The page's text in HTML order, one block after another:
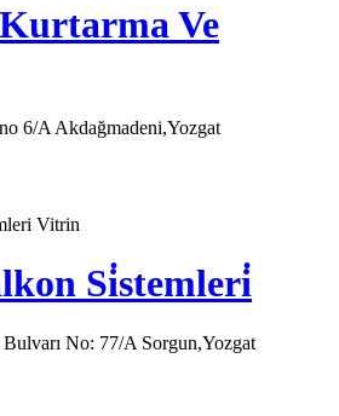
Ve
6/A Akdağmadeni,Yozgat
Vitrin
Si̇stemleri̇
No: 77/A Sorgun,Yozgat